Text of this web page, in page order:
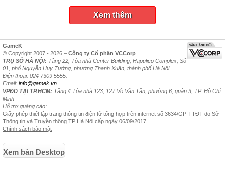
Xem thêm
GameK
© Copyright 2007 - 2026 – Công ty Cổ phần VCCorp
TRỤ SỞ HÀ NỘI: Tầng 22, Tòa nhà Center Building, Hapulico Complex, Số
01, phố Nguyễn Huy Tưởng, phường Thanh Xuân, thành phố Hà Nội.
Điện thoại: 024 7309 5555.
Email: info@gamek.vn
VPĐD TẠI TP.HCM: Tầng 4 Tòa nhà 123, 127 Võ Văn Tần, phường 6, quận 3, TP. Hồ Chí
Minh
Hỗ trợ quảng cáo:
Giấy phép thiết lập trang thông tin điện tử tổng hợp trên internet số 3634/GP-TTĐT do Sở
Thông tin và Truyền thông TP Hà Nội cấp ngày 06/09/2017
Chính sách bảo mật
Xem bản Desktop